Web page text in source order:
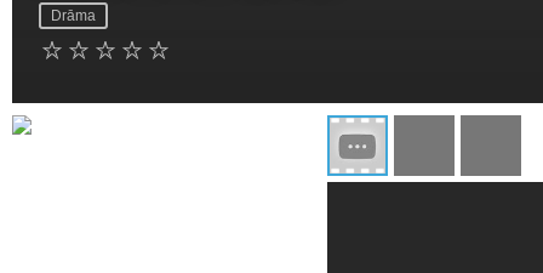
Drāma